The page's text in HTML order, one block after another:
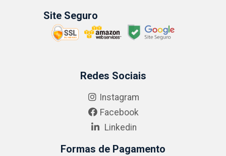
Site Seguro
Redes Sociais
Instagram
Facebook
Linkedin
Formas de Pagamento